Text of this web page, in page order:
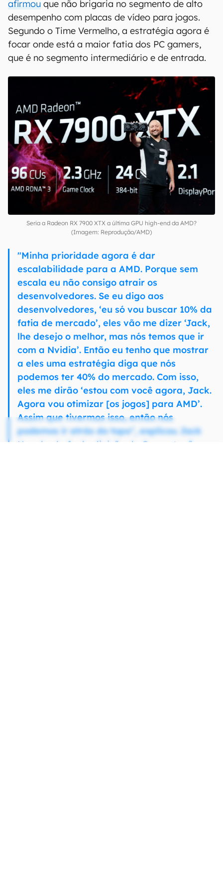
afirmou que não brigaria no segmento de alto
desempenho com placas de vídeo para jogos.
Segundo o Time Vermelho, a estratégia agora é
focar onde está a maior fatia dos PC gamers,
que é no segmento intermediário e de entrada.
Seria a Radeon RX 7900 XTX a última GPU high-end da AMD?
(Imagem: Reprodução/AMD)
"Minha prioridade agora é dar
escalabilidade para a AMD. Porque sem
escala eu não consigo atrair os
desenvolvedores. Se eu digo aos
desenvolvedores, ‘eu só vou buscar 10% da
fatia de mercado’, eles vão me dizer ‘Jack,
lhe desejo o melhor, mas nós temos que ir
com a Nvidia’. Então eu tenho que mostrar
a eles uma estratégia diga que nós
podemos ter 40% do mercado. Com isso,
eles me dirão ‘estou com você agora, Jack.
Agora vou otimizar [os jogos] para AMD’.
Assim que tivermos isso, então nós
podemos ir atrás do topo", explicou Jack
Huynh, chefe da divisão de Computação e